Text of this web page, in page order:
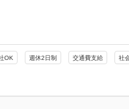
OK 週休2日制 交通費支給 社